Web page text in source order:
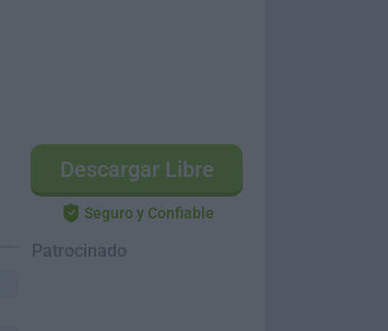
Descargar Libre
Seguro y Confiable
Patrocinado